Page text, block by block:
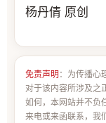
杨丹倩 原创
免责声明 ：为传播心
对于该内容所涉及之
如何，本网站并不负
来电或来函联系，我